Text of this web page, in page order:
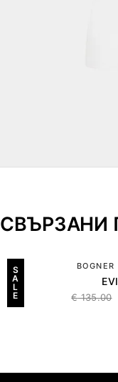
СВЪРЗАНИ
S
A
L
E
BOGNER
€135.00